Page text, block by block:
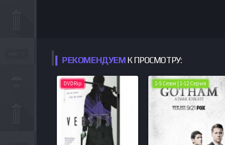
РЕКОМЕНДУЕМ К ПРОСМОТРУ:
DVDRip 1-5 Сезон | 1-12 Серия